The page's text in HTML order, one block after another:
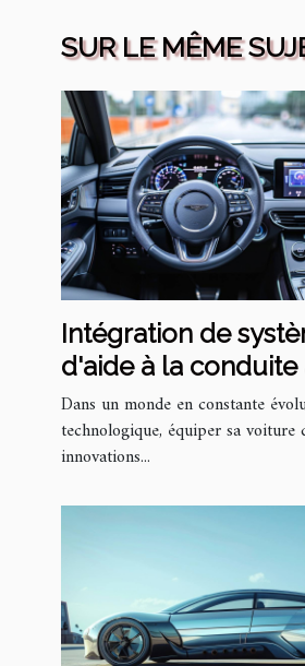
SUR LE MÊME
Intégration de
d'aide à la conduite
vente comment
voiture de
avancées
Dans un monde en constante
technologique, équiper sa voiture
innovations...